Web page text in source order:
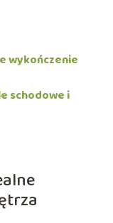
wykończenie
schodowe i